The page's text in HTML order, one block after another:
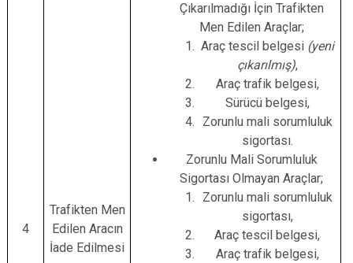
4
Trafikten Men
Edilen Aracın
İade Edilmesi
Çıkarılmadığı İçin Trafikten
Men Edilen Araçlar;
Araç tescil belgesi (yeni
çıkarılmış),
Araç trafik belgesi,
Sürücü belgesi,
Zorunlu mali sorumluluk
sigortası.
Zorunlu Mali Sorumluluk
Sigortası Olmayan Araçlar;
Zorunlu mali sorumluluk
sigortası,
Araç tescil belgesi,
Araç trafik belgesi,